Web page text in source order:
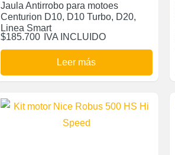
Jaula Antirrobo para motoes
Centurion D10, D10 Turbo, D20,
Linea Smart
$185.700 IVA INCLUIDO
Leer más